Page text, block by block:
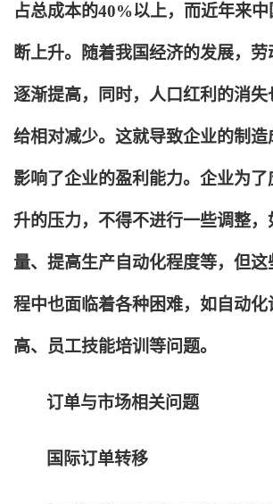
占总成本的40%以上，而近年来
断上升。随着我国经济的发展，
逐渐提高，同时，人口红利的消
给相对减少。这就导致企业的制造
影响了企业的盈利能力。企业为
升的压力，不得不进行一些调整
量、提高生产自动化程度等，但
程中也面临着各种困难，如自动
高、员工技能培训等问题。
订单与市场相关问题
国际订单转移